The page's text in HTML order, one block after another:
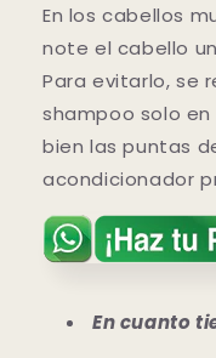
En los cabellos
note el cabello
Para evitarlo, se
shampoo solo
bien las puntas
acondicionador
En cuanto